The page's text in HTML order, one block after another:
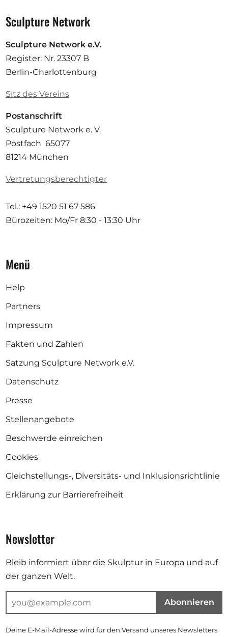
Sculpture Network
Sculpture Network e.V.
Register: Nr. 23307 B
Berlin-Charlottenburg
Sitz des Vereins
Postanschrift
Sculpture Network e. V.
Postfach 65077
81214 München
Vertretungsberechtigter
Tel.: +49 1520 51 67 586
Bürozeiten: Mo/Fr 8:30 - 13:30 Uhr
Menü
Help
Partners
Impressum
Fakten und Zahlen
Satzung Sculpture Network e.V.
Datenschutz
Presse
Stellenangebote
Beschwerde einreichen
Cookies
Gleichstellungs-, Diversitäts- und Inklusionsrichtlinie
Erklärung zur Barrierefreiheit
Newsletter
Bleib informiert über die Skulptur in Europa und auf
der ganzen Welt.
Abonnieren
Deine E-Mail-Adresse wird für den Versand unseres Newsletters